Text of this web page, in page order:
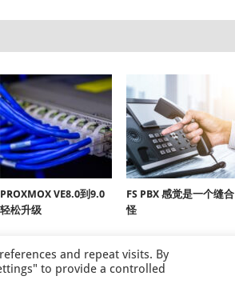
PROXMOX VE8.0到9.0
轻松升级
FS PBX 感觉是一个缝合
怪
and repeat visits. By
to provide a controlled